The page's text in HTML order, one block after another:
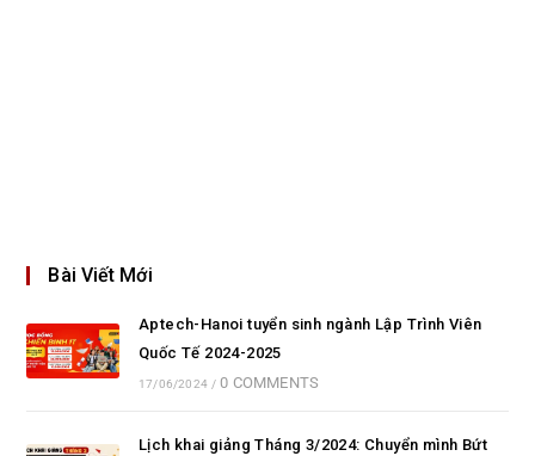
Bài Viết Mới
Aptech-Hanoi tuyển sinh ngành Lập Trình Viên
Quốc Tế 2024-2025
17/06/2024 / 0 COMMENTS
Lịch khai giảng Tháng 3/2024: Chuyển mình Bứt